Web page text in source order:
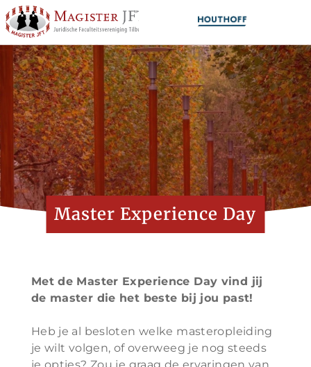
Master Experience Day
Met de Master Experience Day vind jij
de master die het beste bij jou past!
Heb je al besloten welke masteropleiding
je wilt volgen, of overweeg je nog steeds